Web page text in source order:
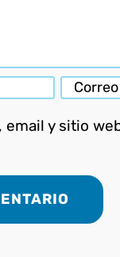
email y sitio